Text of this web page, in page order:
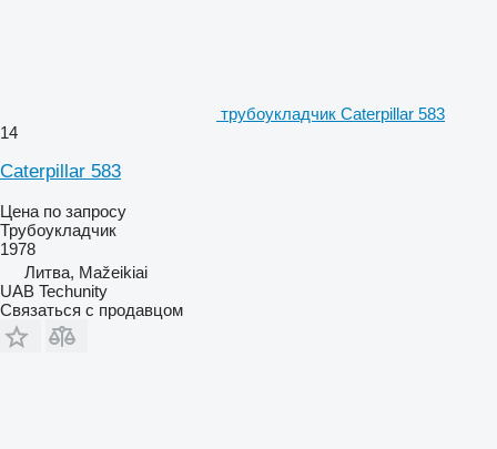
трубоукладчик Caterpillar 583
14
Caterpillar 583
Цена по запросу
Трубоукладчик
1978
Литва, Mažeikiai
UAB Techunity
Связаться с продавцом